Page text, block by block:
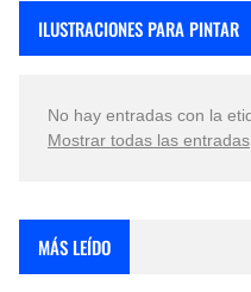
ILUSTRACIONES PARA PINTAR
No hay entradas con la
Mostrar todas las entradas
MÁS LEÍDO